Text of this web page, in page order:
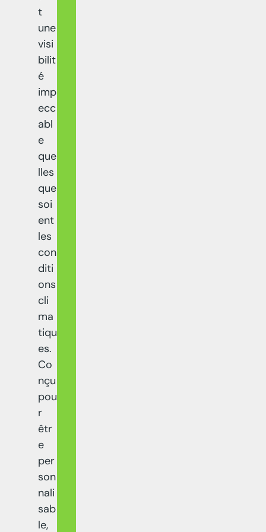
t
une
visi
bilit
é
imp
ecc
abl
e
que
lles
que
soi
ent
les
con
diti
ons
cli
ma
tiqu
es.
Co
nçu
pou
r
êtr
e
per
son
nali
sab
le,